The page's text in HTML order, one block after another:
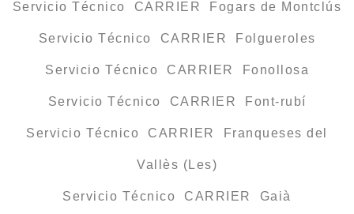
Servicio Técnico CARRIER Fogars de Montclús
Servicio Técnico CARRIER Folgueroles
Servicio Técnico CARRIER Fonollosa
Servicio Técnico CARRIER Font-rubí
Servicio Técnico CARRIER Franqueses del
Vallès (Les)
Servicio Técnico CARRIER Gaià